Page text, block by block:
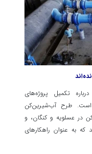
تکمیل پروژه‌های
طرح آب‌شیرین‌کن
در عسلویه و کنگان، و
که به عنوان راهکارهای